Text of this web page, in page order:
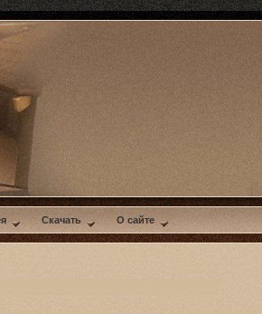
Скачать О сайте